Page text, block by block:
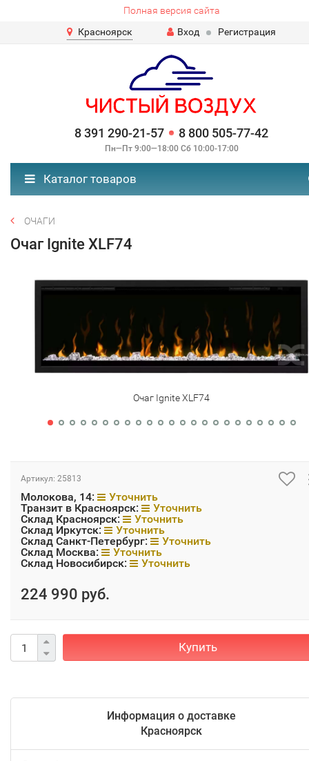
Полная версия сайта
Красноярск
Вход Регистрация
8 391 290-21-57 8 800 505-77-42
Пн—Пт 9:00—18:00 Сб 10:00-17:00
Каталог товаров
ОЧАГИ
Очаг Ignite XLF74
Очаг Ignite XLF74
Артикул: 25813
Молокова, 14:
Уточнить
Транзит в Красноярск:
Уточнить
Склад Красноярск:
Уточнить
Склад Иркутск:
Уточнить
Склад Санкт-Петербург:
Уточнить
Склад Москва:
Уточнить
Склад Новосибирск:
Уточнить
224 990 руб.
Купить
Информация о доставке
Красноярск